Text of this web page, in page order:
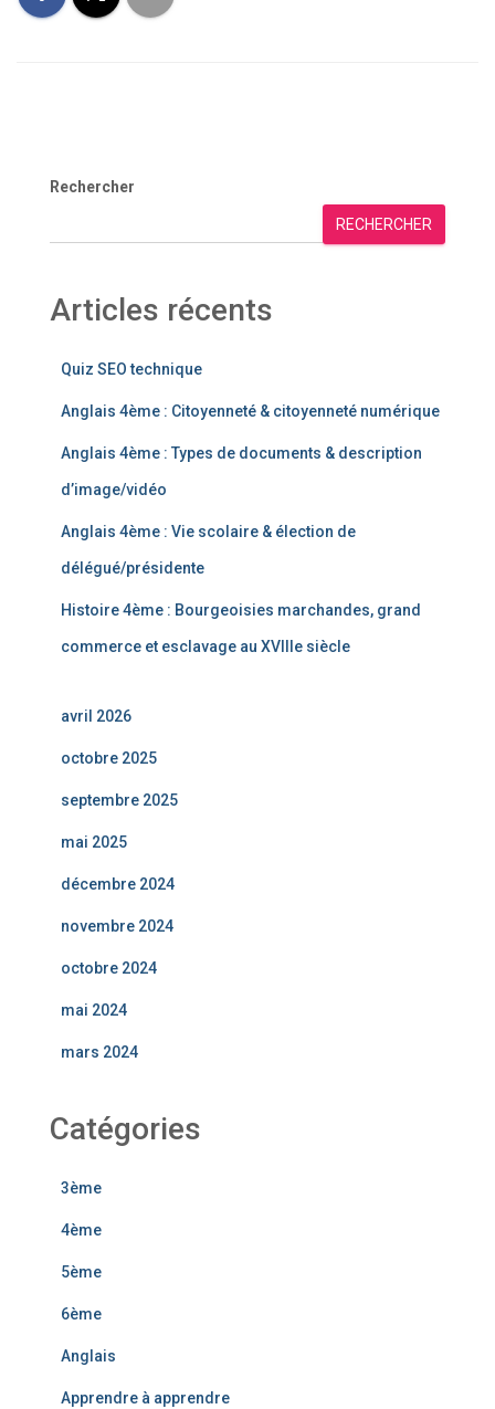
Rechercher
RECHERCHER
Articles récents
Quiz SEO technique
Anglais 4ème : Citoyenneté & citoyenneté numérique
Anglais 4ème : Types de documents & description
d’image/vidéo
Anglais 4ème : Vie scolaire & élection de
délégué/présidente
Histoire 4ème : Bourgeoisies marchandes, grand
commerce et esclavage au XVIIIe siècle
avril 2026
octobre 2025
septembre 2025
mai 2025
décembre 2024
novembre 2024
octobre 2024
mai 2024
mars 2024
Catégories
3ème
4ème
5ème
6ème
Anglais
Apprendre à apprendre